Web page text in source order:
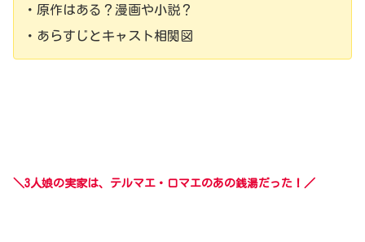
・原作はある？漫画や小説？
・あらすじとキャスト相関図
＼3人娘の実家は、テルマエ・ロマエのあの銭湯だった！／